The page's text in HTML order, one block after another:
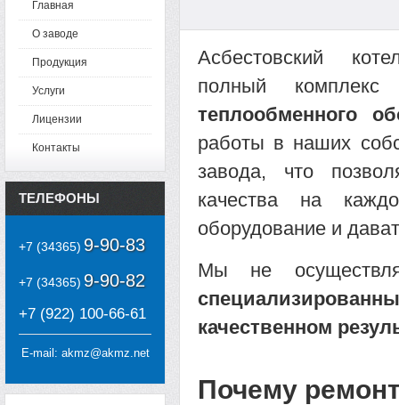
Асбестовский
полный
теплообменного
работы в наших
завода, что
качества на
оборудование и
Мы не
качественном
Почему
Главная
О заводе
Продукция
Услуги
Лицензии
Контакты
ТЕЛЕФОНЫ
+7 (34365) 9-90-83
+7 (34365) 9-90-82
+7 (922) 100-66-61
E-mail: akmz@akmz.net